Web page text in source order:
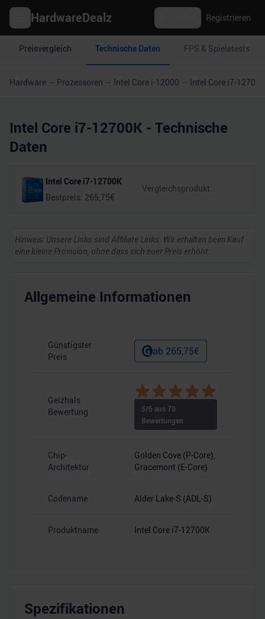
HardwareDealz Registrieren
Preisvergleich Technische Daten FPS & Spieletests
Hardware Prozessoren Intel Core i-12000 Intel Core i7-12700K
Intel Core i7-12700K - Technische
Daten
Intel Core i7-12700K
Bestpreis: 265,75€
Hinweis: Unsere Links sind Affiliate Links. Wir erhalten beim Kauf
eine kleine Provision, ohne dass sich euer Preis erhöht.
Allgemeine Informationen
Günstigster
Preis
ab 265,75€
Geizhals
Bewertung
5/5 aus70
Bewertungen
Chip-
Architektur
Golden Cove (P-Core),
Gracemont (E-Core)
Codename Alder Lake-S (ADL-S)
Produktname Intel Core i7-12700K
Spezifikationen